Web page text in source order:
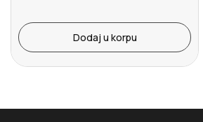
Dodaj u korpu